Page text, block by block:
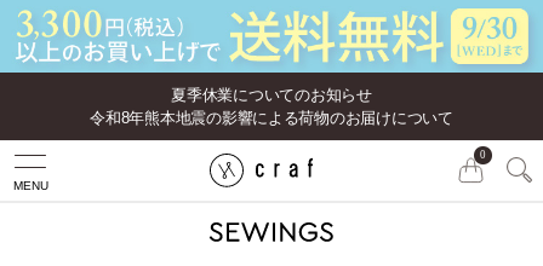
夏季休業についてのお知らせ
令和8年熊本地震の影響による荷物のお届けについて
MENU
0